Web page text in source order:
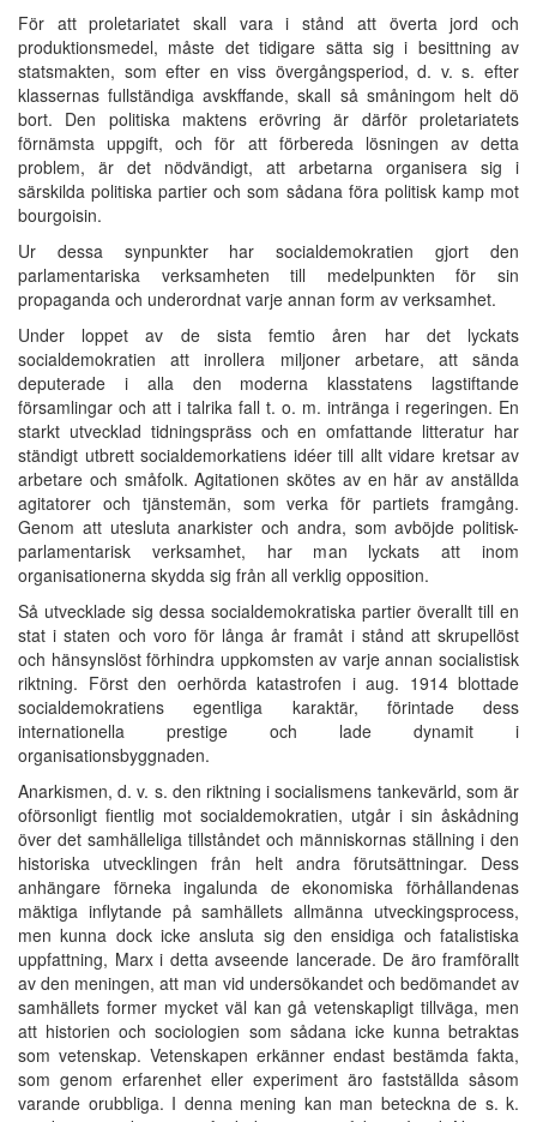
För att proletariatet skall vara i stånd att överta jord och
produktionsmedel, måste det tidigare sätta sig i besittning av
statsmakten, som efter en viss övergångsperiod, d. v. s. efter
klassernas fullständiga avskffande, skall så småningom helt dö
bort. Den politiska maktens erövring är därför proletariatets
förnämsta uppgift, och för att förbereda lösningen av detta
problem, är det nödvändigt, att arbetarna organisera sig i
särskilda politiska partier och som sådana föra politisk kamp mot
bourgoisin.
Ur dessa synpunkter har socialdemokratien gjort den
parlamentariska verksamheten till medelpunkten för sin
propaganda och underordnat varje annan form av verksamhet.
Under loppet av de sista femtio åren har det lyckats
socialdemokratien att inrollera miljoner arbetare, att sända
deputerade i alla den moderna klasstatens lagstiftande
församlingar och att i talrika fall t. o. m. intränga i regeringen. En
starkt utvecklad tidningspräss och en omfattande litteratur har
ständigt utbrett socialdemorkatiens idéer till allt vidare kretsar av
arbetare och småfolk. Agitationen skötes av en här av anställda
agitatorer och tjänstemän, som verka för partiets framgång.
Genom att utesluta anarkister och andra, som avböjde politisk-
parlamentarisk verksamhet, har man lyckats att inom
organisationerna skydda sig från all verklig opposition.
Så utvecklade sig dessa socialdemokratiska partier överallt till en
stat i staten och voro för långa år framåt i stånd att skrupellöst
och hänsynslöst förhindra uppkomsten av varje annan socialistisk
riktning. Först den oerhörda katastrofen i aug. 1914 blottade
socialdemokratiens egentliga karaktär, förintade dess
internationella prestige och lade dynamit i
organisationsbyggnaden.
Anarkismen, d. v. s. den riktning i socialismens tankevärld, som är
oförsonligt fientlig mot socialdemokratien, utgår i sin åskådning
över det samhälleliga tillståndet och människornas ställning i den
historiska utvecklingen från helt andra förutsättningar. Dess
anhängare förneka ingalunda de ekonomiska förhållandenas
mäktiga inflytande på samhällets allmänna utveckingsprocess,
men kunna dock icke ansluta sig den ensidiga och fatalistiska
uppfattning, Marx i detta avseende lancerade. De äro framförallt
av den meningen, att man vid undersökandet och bedömandet av
samhällets former mycket väl kan gå vetenskapligt tillväga, men
att historien och sociologien som sådana icke kunna betraktas
som vetenskap. Vetenskapen erkänner endast bestämda fakta,
som genom erfarenhet eller experiment äro fastställda såsom
varande orubbliga. I denna mening kan man beteckna de s. k.